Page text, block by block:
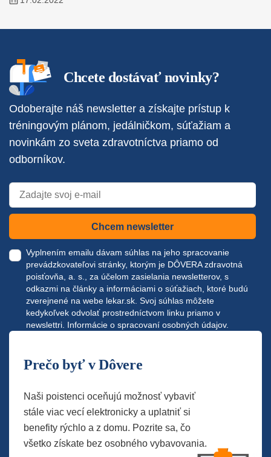
Chcete dostávať novinky?
Odoberajte náš newsletter a získajte prístup k
tréningovým plánom, jedálničkom, súťažiam a
novinkám zo sveta zdravotníctva priamo od
odborníkov.
Chcem newsletter
Vyplnením emailu dávam súhlas na jeho spracovanie
prevádzkovateľovi stránky, ktorým je DÔVERA zdravotná
poisťovňa, a. s., za účelom zasielania newsletterov, s
odkazmi na články a informáciami o súťažiach, ktoré budú
zverejnené na webe lekar.sk. Svoj súhlas môžete
kedykoľvek odvolať prostredníctvom linku priamo v
newslettri. Informácie o spracovaní osobných údajov.
Prečo byť v Dôvere
Naši poistenci oceňujú možnosť vybaviť
stále viac vecí elektronicky a uplatniť si
benefity rýchlo a z domu. Pozrite sa, čo
všetko získate bez osobného vybavovania.